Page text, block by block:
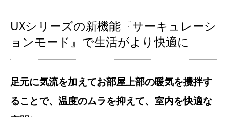
UXシリーズの新機能『サーキュレーシ
ョンモード』で生活がより快適に
足元に気流を加えてお部屋上部の暖気を攪拌す
ることで、温度のムラを抑えて、室内を快適な